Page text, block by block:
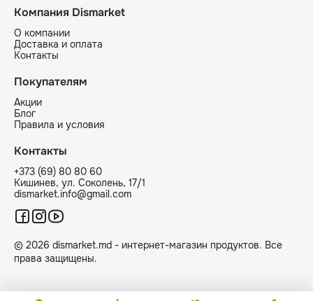
Компания Dismarket
О компании
Доставка и оплата
Контакты
Покупателям
Акции
Блог
Правила и условия
Контакты
+373 (69) 80 80 60
Кишинев, ул. Соколень, 17/1
dismarket.info@gmail.com
© 2026 dismarket.md - интернет-магазин продуктов. Все
права защищены.